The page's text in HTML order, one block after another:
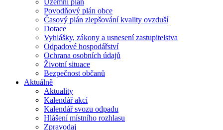
Územní plán
Povodňový plán obce
Časový plán zlepšování kvality ovzduší
Dotace
Vyhlášky, zákony a usnesení zastupitelstva
Odpadové hospodářství
Ochrana osobních údajů
Životní situace
Bezpečnost občanů
Aktuálně
Aktuality
Kalendář akcí
Kalendář svozu odpadu
Hlášení místního rozhlasu
Zpravodaj